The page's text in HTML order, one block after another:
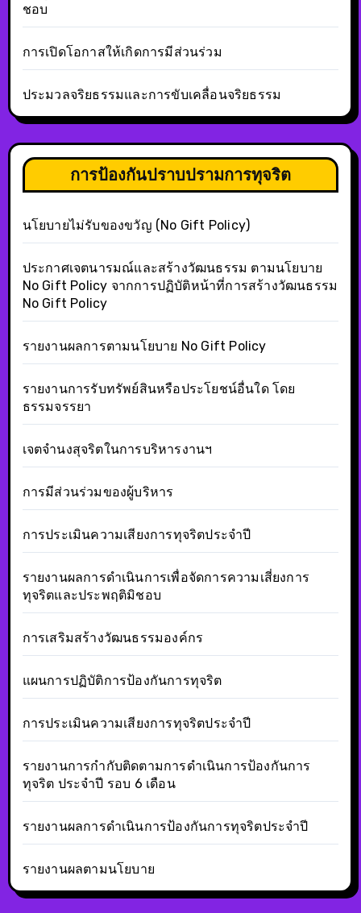
ชอบ
การเปิดโอกาสให้เกิดการมีส่วนร่วม
ประมวลจริยธรรมและการขับเคลื่อนจริยธรรม
การป้องกันปราบปรามการทุจริต
นโยบายไม่รับของขวัญ (No Gift Policy)
ประกาศเจตนารมณ์และสร้างวัฒนธรรม ตามนโยบาย
No Gift Policy จากการปฏิบัติหน้าที่การสร้างวัฒนธรรม
No Gift Policy
รายงานผลการตามนโยบาย No Gift Policy
รายงานการรับทรัพย์สินหรือประโยชน์อื่นใด โดย
ธรรมจรรยา
เจตจำนงสุจริตในการบริหารงานฯ
การมีส่วนร่วมของผู้บริหาร
การประเมินความเสียงการทุจริตประจำปี
รายงานผลการดำเนินการเพื่อจัดการความเสี่ยงการ
ทุจริตและประพฤติมิชอบ
การเสริมสร้างวัฒนธรรมองค์กร
แผนการปฏิบัติการป้องกันการทุจริต
การประเมินความเสียงการทุจริตประจำปี
รายงานการกำกับติดตามการดำเนินการป้องกันการ
ทุจริต ประจำปี รอบ 6 เดือน
รายงานผลการดำเนินการป้องกันการทุจริตประจำปี
รายงานผลตามนโยบาย